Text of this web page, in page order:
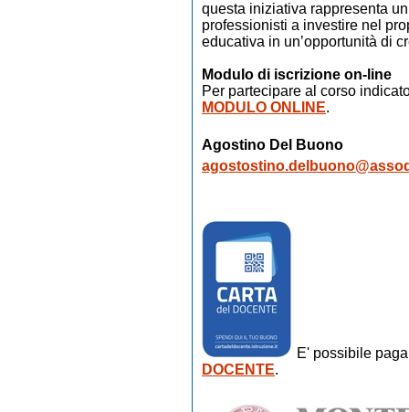
questa iniziativa rappresenta
professionisti a investire nel
educativa in un’opportunità di
Modulo di iscrizione on-line
Per partecipare al corso
MODULO ONLINE.
Agostino Del Buono
E' possibile
DOCENTE.